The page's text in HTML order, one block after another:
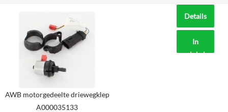
Details
In
winkelmand
AWB motorgedeelte driewegklep
A000035133